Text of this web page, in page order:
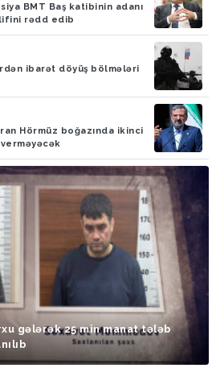
BMT Baş katibinin adanı
rədd edib
ibarət döyüş bölmələri
Hörmüz boğazında ikinci
gələrək 25 min manat tələb